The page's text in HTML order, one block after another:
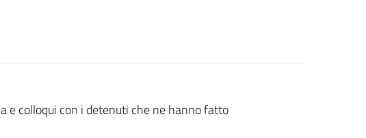
e colloqui con i detenuti che ne hanno fatto